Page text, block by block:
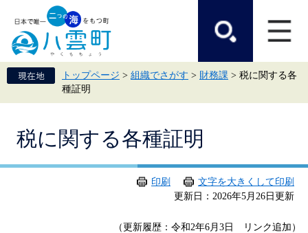
頭
で
飛
ば
て
トップページ > 組織でさがす > 財務課 > 税に関する各
種証明
税に関する各種証明
印刷
文字を大きくして印刷
更新日：2026年5月26日更新
（更新履歴：令和2年6月3日 リンク追加）